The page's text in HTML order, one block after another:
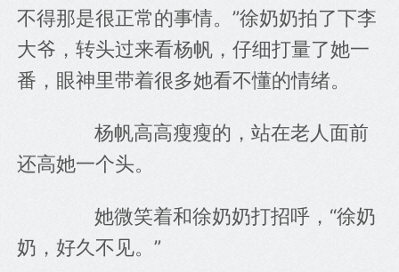
不得那是很正常的事情。”徐奶奶拍了下李
大爷，转头过来看杨帆，仔细打量了她一
番，眼神里带着很多她看不懂的情绪。
杨帆高高瘦瘦的，站在老人面前
还高她一个头。
她微笑着和徐奶奶打招呼，“徐奶
奶，好久不见。”